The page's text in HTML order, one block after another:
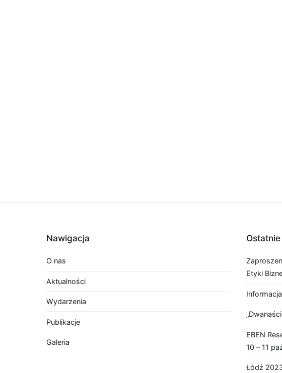
Nawigacja
O nas
Aktualności
Wydarzenia
Publikacje
Galeria
Etyki
EBEN
10 – 11
Łódź